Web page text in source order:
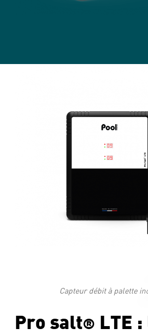
Capteur débit à palette
Pro salt®
LTE